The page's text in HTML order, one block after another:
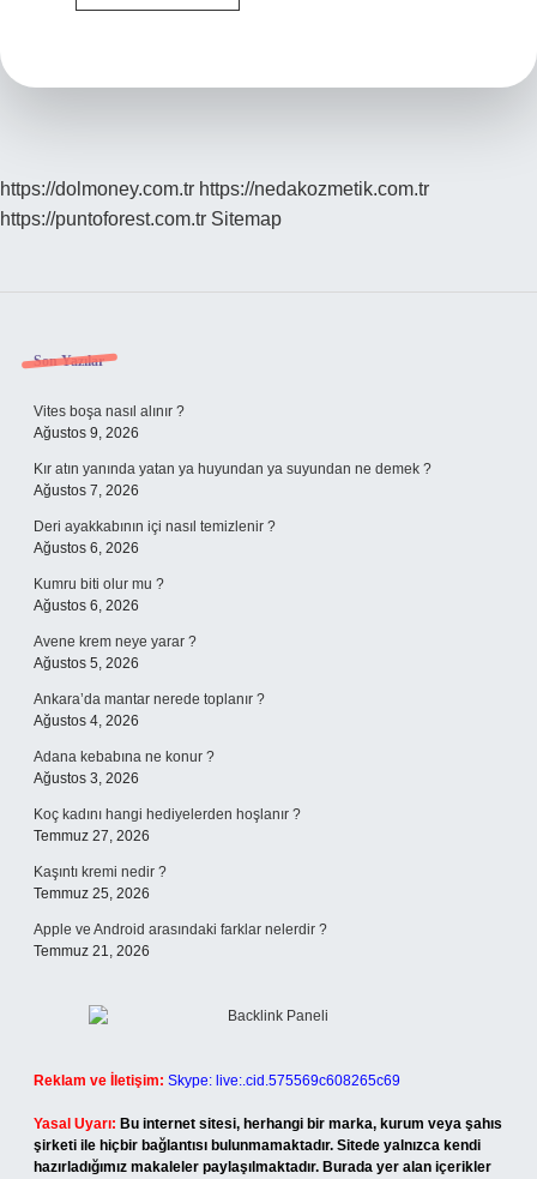
Hangi
https://dolmoney.com.tr https://nedakozmetik.com.tr
https://puntoforest.com.tr Sitemap
Sidebar
Son Yazılar
Vites boşa nasıl alınır ?
Ağustos 9, 2026
Kır atın yanında yatan ya huyundan ya suyundan ne demek ?
Ağustos 7, 2026
Deri ayakkabının içi nasıl temizlenir ?
Ağustos 6, 2026
Kumru biti olur mu ?
Ağustos 6, 2026
Avene krem neye yarar ?
Ağustos 5, 2026
Ankara’da mantar nerede toplanır ?
Ağustos 4, 2026
Adana kebabına ne konur ?
Ağustos 3, 2026
Koç kadını hangi hediyelerden hoşlanır ?
Temmuz 27, 2026
Kaşıntı kremi nedir ?
Temmuz 25, 2026
Apple ve Android arasındaki farklar nelerdir ?
Temmuz 21, 2026
Reklam ve İletişim: Skype: live:.cid.575569c608265c69
Yasal Uyarı: Bu internet sitesi, herhangi bir marka, kurum veya şahıs
şirketi ile hiçbir bağlantısı bulunmamaktadır. Sitede yalnızca kendi
hazırladığımız makaleler paylaşılmaktadır. Burada yer alan içerikler